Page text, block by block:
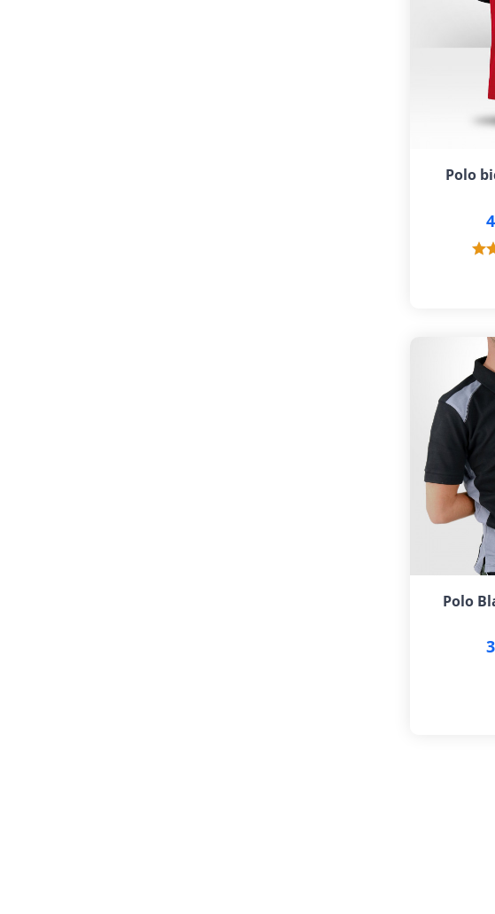
Polo
Polo